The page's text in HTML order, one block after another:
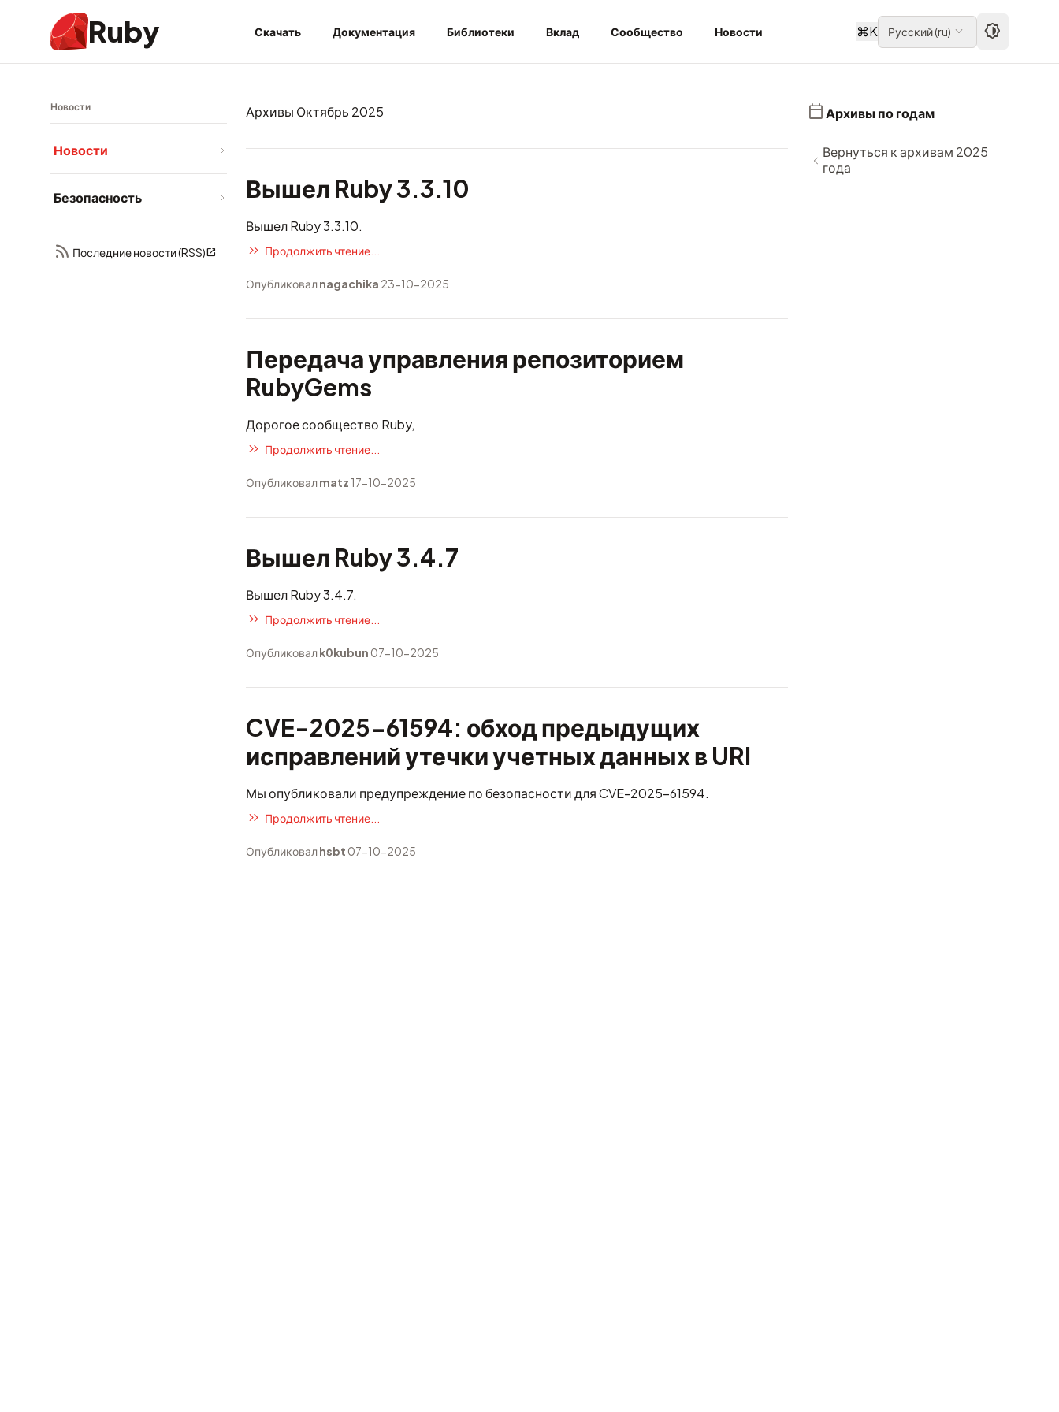
Ruby Скачать Документация Библиотеки Вклад Сообщество Новости ⌘K Русский(ru)
Новости
Новости
Безопасность
Последние новости (RSS)
Архивы Октябрь 2025
Вышел Ruby 3.3.10
Вышел Ruby 3.3.10.
Продолжить чтение...
Опубликовалnagachika 23-10-2025
Передача управления репозиторием
RubyGems
Дорогое сообщество Ruby,
Продолжить чтение...
Опубликовалmatz 17-10-2025
Вышел Ruby 3.4.7
Вышел Ruby 3.4.7.
Продолжить чтение...
Опубликовалk0kubun 07-10-2025
CVE-2025-61594: обход предыдущих
исправлений утечки учетных данных в URI
Мы опубликовали предупреждение по безопасности для CVE-2025-61594.
Продолжить чтение...
Опубликовалhsbt 07-10-2025
Архивы по годам
Вернуться к архивам 2025
года